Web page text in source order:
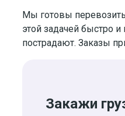
Мы готовы
этой задачей быстро
пострадают. Заказы
Закажи